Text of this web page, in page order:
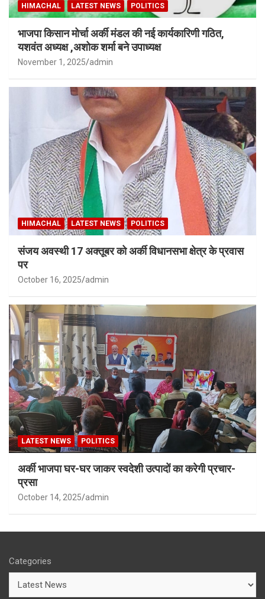
HIMACHAL LATEST NEWS POLITICS
भाजपा किसान मोर्चा अर्की मंडल की नई कार्यकारिणी गठित,
यशवंत अध्यक्ष ,अशोक शर्मा बने उपाध्यक्ष
November 1, 2025 admin
HIMACHAL LATEST NEWS POLITICS
संजय अवस्थी 17 अक्तूबर को अर्की विधानसभा क्षेत्र के प्रवास
पर
October 16, 2025 admin
LATEST NEWS POLITICS
अर्की भाजपा घर-घर जाकर स्वदेशी उत्पादों का करेगी प्रचार-
प्रसा
October 14, 2025 admin
Categories